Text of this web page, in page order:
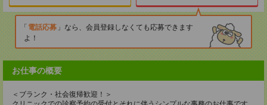
電話応募
なら、会員登録しなくても応募できます
よ！
お仕事の概要
＜ブランク・社会復帰歓迎！＞